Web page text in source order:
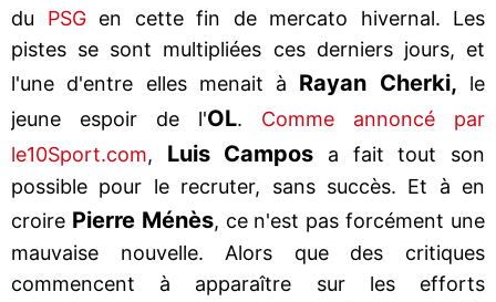
du PSGen cette fin de mercato hivernal. Les
pistes se sont multipliées ces derniers jours, et
l'une d'entre elles menait à Rayan Cherki, le
jeune espoir de l'OL. Comme annoncé par
le10Sport.com, Luis Campos a fait tout son
possible pour le recruter, sans succès. Et à en
croire Pierre Ménès, ce n'est pas forcément une
mauvaise nouvelle. Alors que des critiques
commencent à apparaître sur les efforts